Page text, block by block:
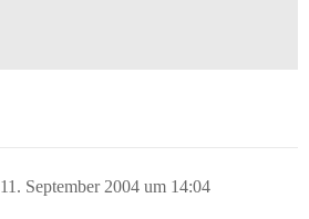
11. September 2004 um 14:04